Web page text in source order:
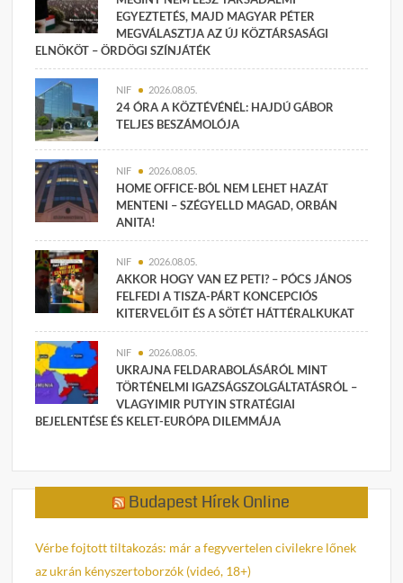
EGYEZTETÉS, MAJD MAGYAR PÉTER
MEGVÁLASZTJA AZ ÚJ KÖZTÁRSASÁGI
ELNÖKÖT – ÖRDÖGI SZÍNJÁTÉK
NIF 2026.08.05.
24 ÓRA A KÖZTÉVÉNÉL: HAJDÚ GÁBOR
TELJES BESZÁMOLÓJA
NIF 2026.08.05.
HOME OFFICE-BÓL NEM LEHET HAZÁT
MENTENI – SZÉGYELLD MAGAD, ORBÁN
ANITA!
NIF 2026.08.05.
AKKOR HOGY VAN EZ PETI? – PÓCS JÁNOS
FELFEDI A TISZA-PÁRT KONCEPCIÓS
KITERVELŐIT ÉS A SÖTÉT HÁTTÉRALKUKAT
NIF 2026.08.05.
UKRAJNA FELDARABOLÁSÁRÓL MINT
TÖRTÉNELMI IGAZSÁGSZOLGÁLTATÁSRÓL –
VLAGYIMIR PUTYIN STRATÉGIAI
BEJELENTÉSE ÉS KELET-EURÓPA DILEMMÁJA
Budapest Hírek Online
Vérbe fojtott tiltakozás: már a fegyvertelen civilekre lőnek
az ukrán kényszertoborzók (videó, 18+)